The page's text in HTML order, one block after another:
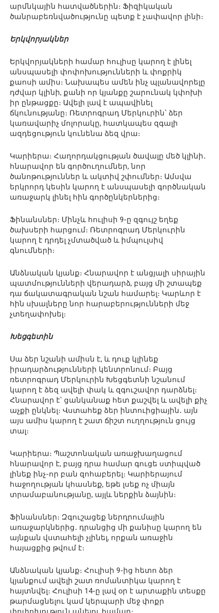
արմնկային հատվածներին։ Ֆիզիկական
ծանրաբեռնվածությունը պետք է չափավոր լինի։
Երկվորյակներ
Երկվորյակների համար հուլիսը կարող է լինել
անսպասելի փոփոխությունների և փոքրիկ
քաոսի ամիս։ Նախապես ամեն ինչ պլանավորելը
դժվար կլինի, քանի որ կյանքը շարունակ կփոխի
իր ընթացքը։ Ավելի լավ է ապավինել
ճկունությանը։ Ռետրոգրադ Մերկուրին՝ ձեր
կառավարիչ մոլորակը, հատկապես զգալի
ազդեցություն կունենա ձեզ վրա։
Կարիերա։ Հաղորդակցության ծավալը մեծ կլինի․
հնարավոր են գործուղումներ, նոր
ծանոթություններ և ակտիվ շփումներ։ Ամսվա
երկրորդ կեսին կարող է անսպասելի գործնական
առաջարկ լինել հին գործընկերներից։
Ֆինանսներ։ Մինչև հուլիսի 9-ը զգույշ եղեք
ծախսերի հարցում։ Ռետրոգրադ Մերկուրին
կարող է դրդել չմտածված և իմպուլսիվ
գնումների։
Անձնական կյանք։ Հնարավոր է անցյալի սիրային
պատմությունների վերադարձ, բայց մի շտապեք
դա ճակատագրական նշան համարել։ Կարևոր է
հին սխալները նոր հարաբերությունների մեջ
չտեղափոխել։
Խեցգետին
Սա ձեր նշանի ամիսն է, և դուք կլինեք
իրադարձությունների կենտրոնում։ Բայց
ռետրոգրադ Մերկուրին Խեցգետնի նշանում
կարող է ձեզ ավելի փակ և զգուշավոր դարձնել։
Հնարավոր է՝ ցանկանաք հետ քաշվել և ավելի քիչ
աչքի ընկնել։ Վստահեք ձեր ինտուիցիային․ այն
այս ամիս կարող է շատ ճիշտ ուղղություն ցույց
տալ։
Կարիերա։ Պաշտոնական առաջխաղացում
հնարավոր է, բայց դրա համար գուցե ստիպված
լինեք ինչ-որ բան զոհաբերել։ Կարիերայում
հաջողության կհասնեք, եթե լսեք ոչ միայն
տրամաբանությանը, այլև ներքին ձայնին։
Ֆինանսներ։ Զգուշացեք ներդրումային
առաջարկներից․ դրանցից մի քանիսը կարող են
այնքան վստահելի չլինել, որքան առաջին
հայացքից թվում է։
Անձնական կյանք։ Հուլիսի 9-ից հետո ձեր
կյանքում ավելի շատ ռոմանտիկա կարող է
հայտնվել։ Հուլիսի 14-ը լավ օր է արտաքին տեսքը
թարմացնելու կամ կերպարի մեջ փոքր